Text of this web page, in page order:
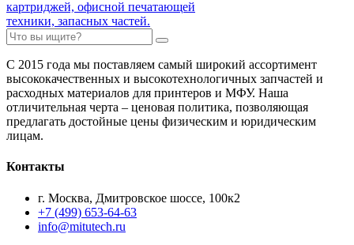
С 2015 года мы поставляем самый широкий ассортимент
высококачественных и высокотехнологичных запчастей и
расходных материалов для принтеров и МФУ. Наша
отличительная черта – ценовая политика, позволяющая
предлагать достойные цены физическим и юридическим
лицам.
Контакты
г. Москва, Дмитровское шоссе, 100к2
+7 (499) 653-64-63
info@mitutech.ru